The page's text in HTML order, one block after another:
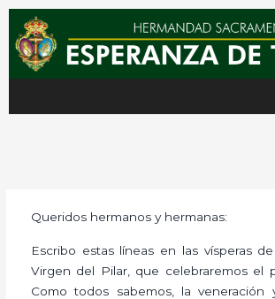
contenido
Queridos hermanos y hermanas:
Escribo estas líneas en las vísperas
Virgen del Pilar, que celebraremos el
Como todos sabemos, la